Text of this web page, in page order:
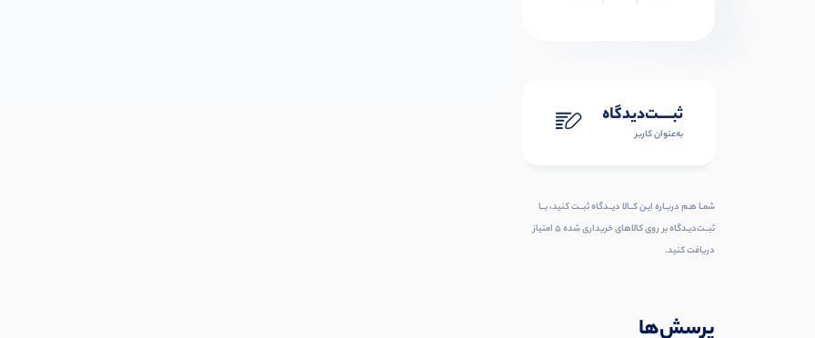
ثبـــــت‌دیدگاه
به‌عنوان کاربر
شمـا هـم دربـاره ایـن کــالا دیــدگاه ثبــت کنید، بــا
ثبــت‌دیـدگاه بر روی کالاهای خریداری شده ۵ امتیاز
دریافت کنید.
پرسش‌ها